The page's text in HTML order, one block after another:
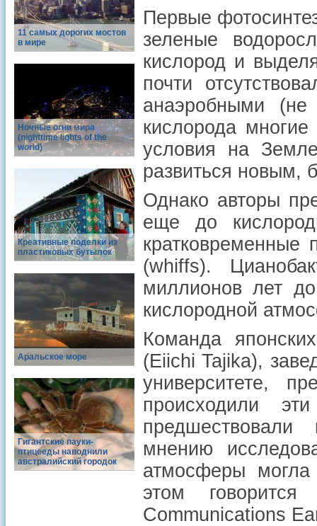
11 самых дорогих мостов
в мире
Ночные огни мира
(nighttime lights of the
world)
Креативные поделки из
пластиковых бутылок
Аральское море
Гигантские пауки-
птицееды наводнили
австралийский городок
Первые
зеленые
кислород и
почти
анаэробными
кислорода
условия на
развиться
Однако авторы
еще до
(whiffs).
миллионов лет
кислородной
Команда
(Eiichi Tajika),
университете,
происходили
мнению
атмосферы могла
этом
Communications